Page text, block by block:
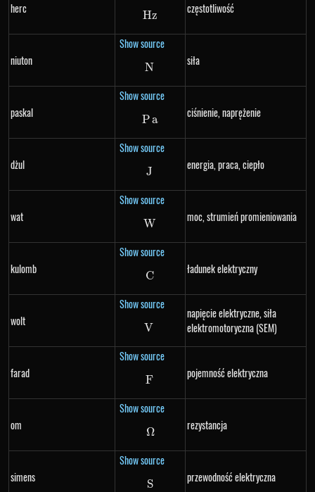
herc Hz
Hz częstotliwość
niuton
Show source
N
N siła
paskal
Show source
Pa
Pa ciśnienie, naprężenie
dżul
Show source
J
J energia, praca, ciepło
wat
Show source
W
W moc, strumień promieniowania
kulomb
Show source
C
C ładunek elektryczny
wolt
Show source
V
V
napięcie elektryczne, siła
elektromotoryczna (SEM)
farad
Show source
F
F pojemność elektryczna
om
Show source
\Omega
Ω rezystancja
simens
Show source
S
S przewodność elektryczna